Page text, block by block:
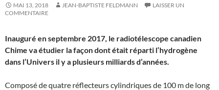
MAI 13, 2018 JEAN-BAPTISTE FELDMANN
LAISSER UN
COMMENTAIRE
Inauguré en septembre 2017, le radiotélescope canadien
Chime va étudier la façon dont était réparti l’hydrogène
dans l’Univers il y a plusieurs milliards d’années.
Composé de quatre réflecteurs cylindriques de 100 m de long